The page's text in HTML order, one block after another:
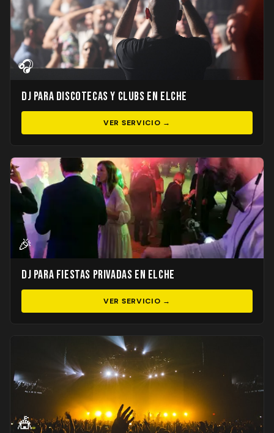
🎧
DJ para Discotecas y Clubs en Elche
VER SERVICIO →
🎉
DJ para Fiestas Privadas en Elche
VER SERVICIO →
🎪